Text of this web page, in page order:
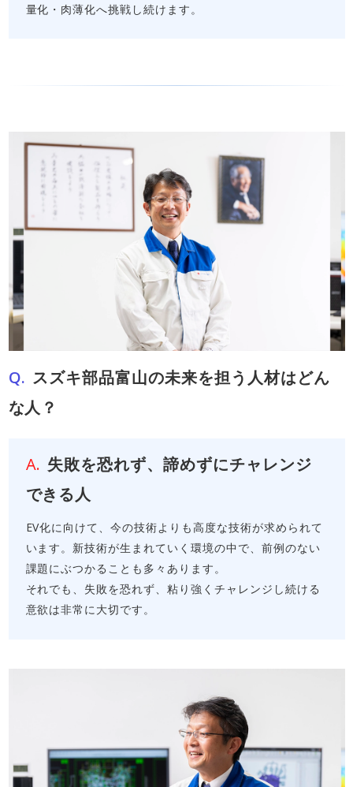
量化・肉薄化へ挑戦し続けます。
スズキ部品富山の未来を担う人材はどん
な人？
失敗を恐れず、諦めずにチャレンジ
できる人
EV化に向けて、今の技術よりも高度な技術が求められて
います。新技術が生まれていく環境の中で、前例のない
課題にぶつかることも多々あります。
それでも、失敗を恐れず、粘り強くチャレンジし続ける
意欲は非常に大切です。